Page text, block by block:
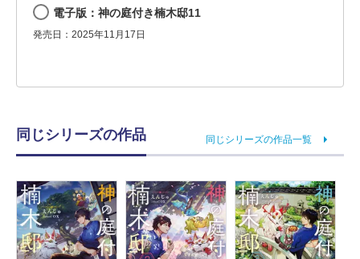
電子版：神の庭付き楠木邸11
発売日：2025年11月17日
同じシリーズの作品 同じシリーズの作品一覧